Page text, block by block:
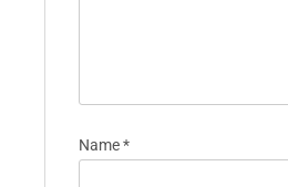
Name*